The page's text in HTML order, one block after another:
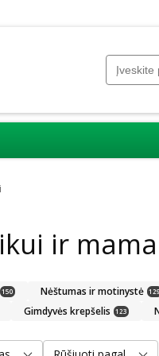
ir
150 Nėštumas ir motinystė 129
Gimdyvės krepšelis 123